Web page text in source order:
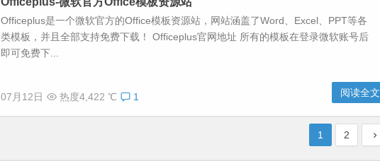
Officeplus是一个微软官方的Office模板资源站，网站涵盖了Word、Excel、PPT等各
类模板，并且全部支持免费下载！ Officeplus官网地址 所有的模板在登录微软账号后
即可免费下...
07月12日 热度4,422 ℃ 1 阅读全文
1 2